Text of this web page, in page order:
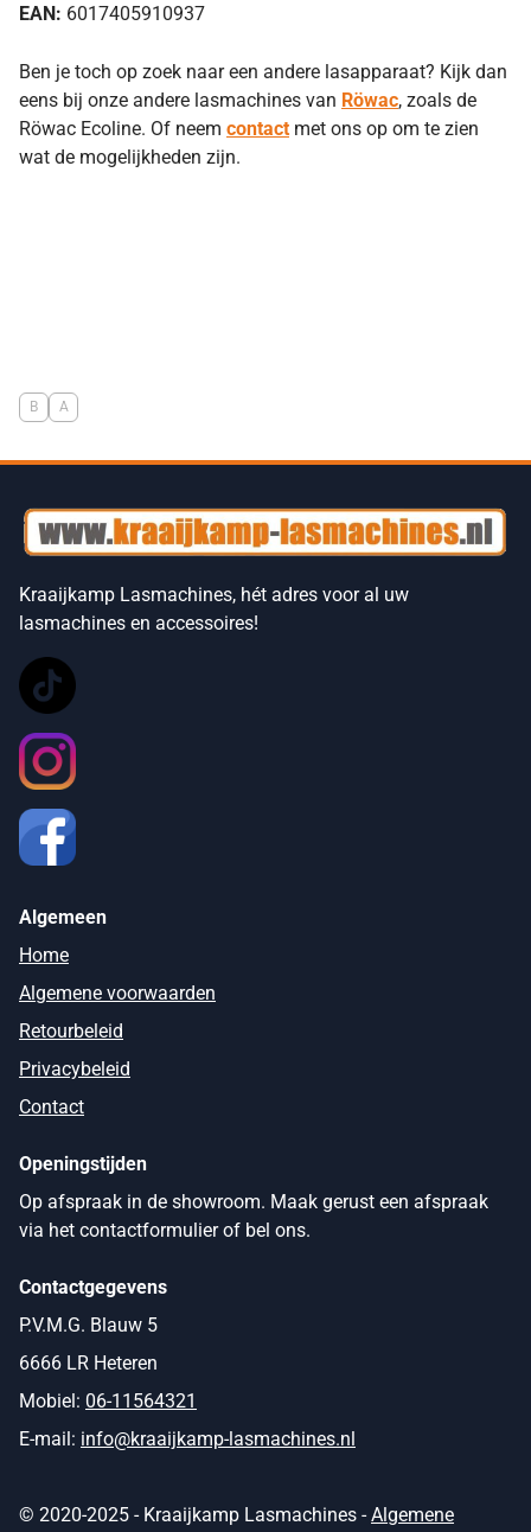
EAN: 6017405910937
Ben je toch op zoek naar een andere lasapparaat? Kijk dan
eens bij onze andere lasmachines van Röwac, zoals de
Röwac Ecoline. Of neem contact met ons op om te zien
wat de mogelijkheden zijn.
B A
Kraaijkamp Lasmachines, hét adres voor al uw
lasmachines en accessoires!
Algemeen
Home
Algemene voorwaarden
Retourbeleid
Privacybeleid
Contact
Openingstijden
Op afspraak in de showroom. Maak gerust een afspraak
via het contactformulier of bel ons.
Contactgegevens
P.V.M.G. Blauw 5
6666 LR Heteren
Mobiel: 06-11564321
E-mail: info@kraaijkamp-lasmachines.nl
© 2020-2025 - Kraaijkamp Lasmachines -Algemene